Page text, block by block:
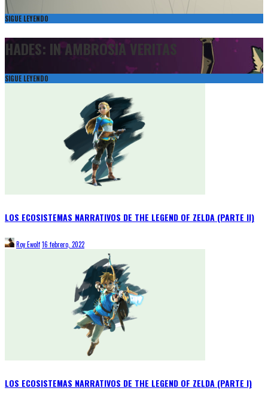
SIGUE LEYENDO
HADES: IN AMBROSIA VERITAS
SIGUE LEYENDO
LOS ECOSISTEMAS NARRATIVOS DE THE LEGEND OF ZELDA (PARTE II)
Roy Ewolf16 febrero, 2022
LOS ECOSISTEMAS NARRATIVOS DE THE LEGEND OF ZELDA (PARTE I)